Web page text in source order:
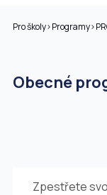
Pro školy>Programy>
Obecné
Zpestřete